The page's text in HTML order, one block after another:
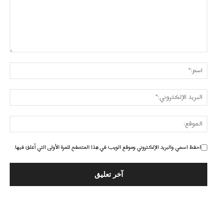
احفظ اسمي والبريد الإلكتروني وموقع الويب في هذا المتصفح للمرة الأولى التي أعلق فيها.